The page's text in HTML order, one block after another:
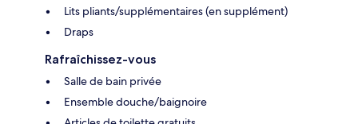
Lits pliants/supplémentaires (en supplément)
Draps
Rafraîchissez-vous
Salle de bain privée
Ensemble douche/baignoire